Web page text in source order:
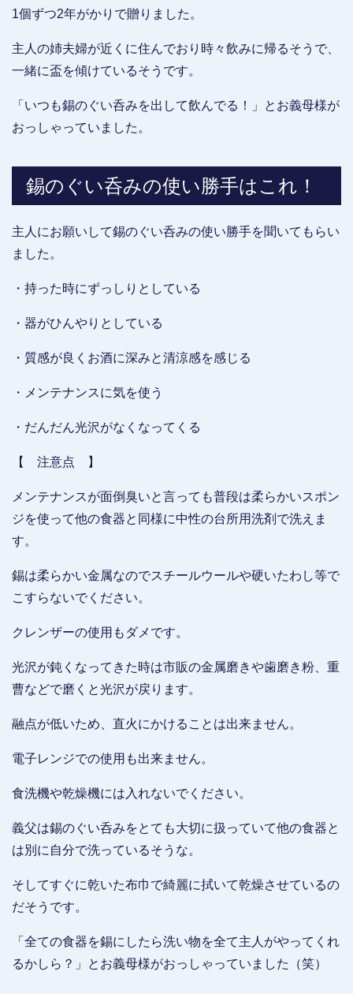
1個ずつ2年がかりで贈りました。
主人の姉夫婦が近くに住んでおり時々飲みに帰るそうで、
一緒に盃を傾けているそうです。
「いつも錫のぐい呑みを出して飲んでる！」とお義母様が
おっしゃっていました。
錫のぐい呑みの使い勝手はこれ！
主人にお願いして錫のぐい呑みの使い勝手を聞いてもらい
ました。
・持った時にずっしりとしている
・器がひんやりとしている
・質感が良くお酒に深みと清涼感を感じる
・メンテナンスに気を使う
・だんだん光沢がなくなってくる
【 注意点 】
メンテナンスが面倒臭いと言っても普段は柔らかいスポン
ジを使って他の食器と同様に中性の台所用洗剤で洗えま
す。
錫は柔らかい金属なのでスチールウールや硬いたわし等で
こすらないでください。
クレンザーの使用もダメです。
光沢が鈍くなってきた時は市販の金属磨きや歯磨き粉、重
曹などで磨くと光沢が戻ります。
融点が低いため、直火にかけることは出来ません。
電子レンジでの使用も出来ません。
食洗機や乾燥機には入れないでください。
義父は錫のぐい呑みをとても大切に扱っていて他の食器と
は別に自分で洗っているそうな。
そしてすぐに乾いた布巾で綺麗に拭いて乾燥させているの
だそうです。
「全ての食器を錫にしたら洗い物を全て主人がやってくれ
るかしら？」とお義母様がおっしゃっていました（笑）